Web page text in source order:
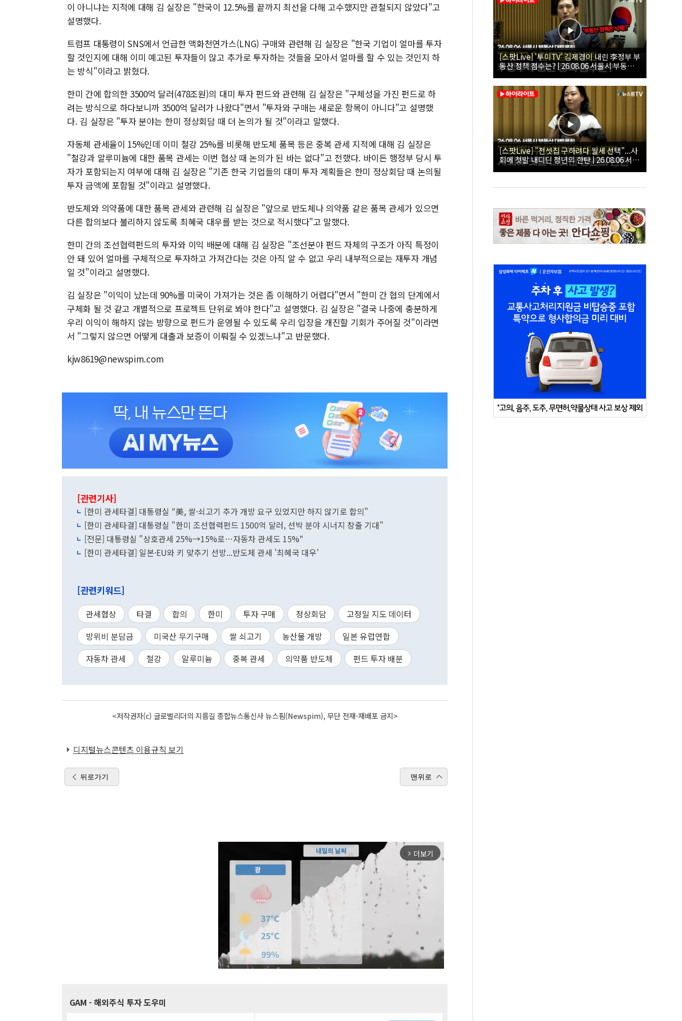
이 아니냐는 지적에 대해 김 실장은 "한국이 12.5%를 끝까지 최선을 다해 고수했지만 관철되지 않았다"고
설명했다.
트럼프 대통령이 SNS에서 언급한 액화천연가스(LNG) 구매와 관련해 김 실장은 "한국 기업이 얼마를 투자
할 것인지에 대해 이미 예고된 투자들이 많고 추가로 투자하는 것들을 모아서 얼마를 할 수 있는 것인지 하
는 방식"이라고 밝혔다.
한미 간에 합의한 3500억 달러(478조원)의 대미 투자 펀드와 관련해 김 실장은 "구체성을 가진 펀드로 하
려는 방식으로 하다보니까 3500억 달러가 나왔다"면서 "투자와 구매는 새로운 항목이 아니다"고 설명했
다. 김 실장은 "투자 분야는 한미 정상회담 때 더 논의가 될 것"이라고 말했다.
자동체 관세율이 15%인데 이미 철강 25%를 비롯해 반도체 품목 등은 중복 관세 지적에 대해 김 실장은
"철강과 알루미늄에 대한 품목 관세는 이번 협상 때 논의가 된 바는 없다"고 전했다. 바이든 행정부 당시 투
자가 포함되는지 여부에 대해 김 실장은 "기존 한국 기업들의 대미 투자 계획들은 한미 정상회담 때 논의될
투자 금액에 포함될 것"이라고 설명했다.
반도체와 의약품에 대한 품목 관세와 관련해 김 실장은 "앞으로 반도체나 의약품 같은 품목 관세가 있으면
다른 합의보다 불리하지 않도록 최혜국 대우를 받는 것으로 적시했다"고 말했다.
한미 간의 조선협력펀드의 투자와 이익 배분에 대해 김 실장은 "조선분야 펀드 자체의 구조가 아직 특정이
안 돼 있어 얼마를 구체적으로 투자하고 가져간다는 것은 아직 알 수 없고 우리 내부적으로는 재투자 개념
일 것"이라고 설명했다.
김 실장은 "이익이 났는데 90%를 미국이 가져가는 것은 좀 이해하기 어렵다"면서 "한미 간 협의 단계에서
구체화 될 것 같고 개별적으로 프로젝트 단위로 봐야 한다"고 설명했다. 김 실장은 "결국 나중에 충분하게
우리 이익이 해하지 않는 방향으로 펀드가 운영될 수 있도록 우리 입장을 개진할 기회가 주어질 것"이라면
서 "그렇지 않으면 어떻게 대출과 보증이 이뤄질 수 있겠느냐"고 반문했다.
kjw8619@newspim.com
[관련기사]
[한미 관세타결] 대통령실 "美, 쌀·쇠고기 추가 개방 요구 있었지만 하지 않기로 합의"
[한미 관세타결] 대통령실 "한미 조선협력펀드 1500억 달러, 선박 분야 시너지 창출 기대"
[전문] 대통령실 "상호관세 25%→15%로…자동차 관세도 15%"
[한미 관세타결] 일본·EU와 키 맞추기 선방...반도체 관세 '최혜국 대우'
[관련키워드]
관세협상 타결 합의 한미 투자 구매 정상회담
고정밀 지도 데이터
방위비 분담금
미국산 무기구매 쌀 쇠고기 농산물 개방
일본 유럽연합
자동차 관세
철강 알루미늄 중복 관세 의약품 반도체 펀드 투자 배분
<저작권자(c) 글로벌리더의 지름길 종합뉴스통신사 뉴스핌(Newspim), 무단 전재-재배포 금지>
디지털뉴스콘텐츠 이용규칙 보기
뒤로가기 맨위로
arrow_forward_ios 더보기
GAM - 해외주식 투자 도우미
[스팟Live] '투미TV' 김제경이 내린 李정부 부
동산 정책 점수는? | 26.08.06 서울시 부동산
대토론회
[스팟Live] "전셋집 구하려다 월세 선택"...사
회에 첫발 내디딘 청년의 한탄 | 26.08.06 서울
시 부동산 대토론회